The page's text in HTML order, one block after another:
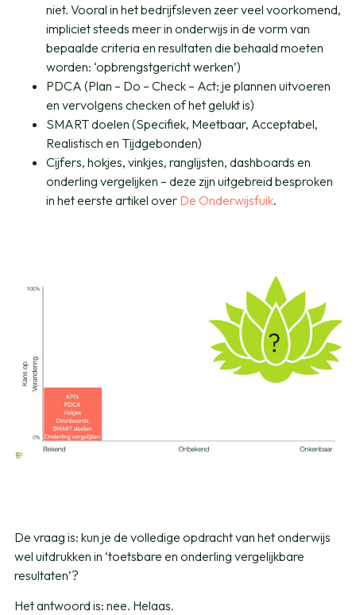
niet. Vooral in het bedrijfsleven zeer veel voorkomend,
impliciet steeds meer in onderwijs in de vorm van
bepaalde criteria en resultaten die behaald moeten
worden: ‘opbrengstgericht werken’)
PDCA (Plan – Do – Check – Act: je plannen uitvoeren
en vervolgens checken of het gelukt is)
SMART doelen (Specifiek, Meetbaar, Acceptabel,
Realistisch en Tijdgebonden)
Cijfers, hokjes, vinkjes, ranglijsten, dashboards en
onderling vergelijken – deze zijn uitgebreid besproken
in het eerste artikel over De Onderwijsfuik.
De vraag is: kun je de volledige opdracht van het onderwijs
wel uitdrukken in ‘toetsbare en onderling vergelijkbare
resultaten’?
Het antwoord is: nee. Helaas.